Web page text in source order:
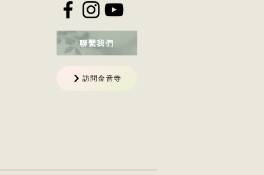
聯繫我們
訪問金音寺